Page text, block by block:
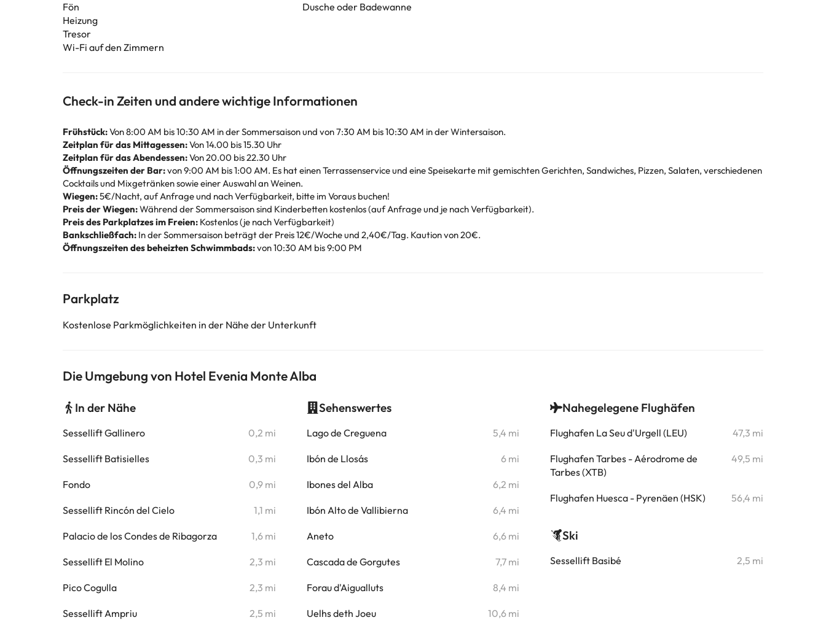
Fön
Heizung
Tresor
Wi-Fi auf den Zimmern
Dusche oder Badewanne
Check-in Zeiten und andere wichtige Informationen
Frühstück:Von 8:00 AM bis 10:30 AM in der Sommersaison und von 7:30 AM bis 10:30 AM in der Wintersaison.
Zeitplan für das Mittagessen:Von 14.00 bis 15.30 Uhr
Zeitplan für das Abendessen:Von 20.00 bis 22.30 Uhr
Öffnungszeiten der Bar:von 9:00 AM bis 1:00 AM. Es hat einen Terrassenservice und eine Speisekarte mit gemischten Gerichten, Sandwiches, Pizzen, Salaten, verschiedenen
Cocktails und Mixgetränken sowie einer Auswahl an Weinen.
Wiegen:5€/Nacht, auf Anfrage und nach Verfügbarkeit, bitte im Voraus buchen!
Preis der Wiegen:Während der Sommersaison sind Kinderbetten kostenlos (auf Anfrage und je nach Verfügbarkeit).
Preis des Parkplatzes im Freien: Kostenlos (je nach Verfügbarkeit)
Bankschließfach: In der Sommersaison beträgt der Preis 12€/Woche und 2,40€/Tag. Kaution von 20€.
Öffnungszeiten des beheizten Schwimmbads:von 10:30 AM bis 9:00 PM
Parkplatz
Kostenlose Parkmöglichkeiten in der Nähe der Unterkunft
Die Umgebung von Hotel Evenia Monte Alba
In der Nähe
Sessellift Gallinero 0,2 mi
Sessellift Batisielles 0,3 mi
Fondo 0,9 mi
Sessellift Rincón del Cielo 1,1 mi
Palacio de los Condes de Ribagorza 1,6 mi
Sessellift El Molino 2,3 mi
Pico Cogulla 2,3 mi
Sessellift Ampriu 2,5 mi
Sehenswertes
Lago de Creguena 5,4 mi
Ibón de Llosás 6 mi
Ibones del Alba 6,2 mi
Ibón Alto de Vallibierna 6,4 mi
Aneto 6,6 mi
Cascada de Gorgutes 7,7 mi
Forau d'Aigualluts 8,4 mi
Uelhs deth Joeu 10,6 mi
Nahegelegene Flughäfen
Flughafen La Seu d'Urgell (LEU) 47,3 mi
Flughafen Tarbes - Aérodrome de
Tarbes (XTB)
49,5 mi
Flughafen Huesca - Pyrenäen (HSK) 56,4 mi
Ski
Sessellift Basibé 2,5 mi